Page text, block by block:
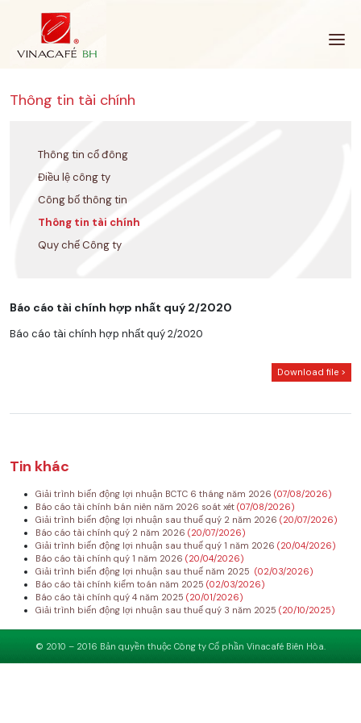
Thông tin tài chính
Thông tin cổ đông
Điều lệ công ty
Công bố thông tin
Thông tin tài chính
Quy chế Công ty
Báo cáo tài chính hợp nhất quý 2/2020
Báo cáo tài chính hợp nhất quý 2/2020
Download file >
Tin khác
Giải trình biến động lợi nhuận BCTC 6 tháng năm 2026 (07/08/2026)
Báo cáo tài chính bán niên năm 2026 soát xét (07/08/2026)
Giải trình biến động lợi nhuận sau thuế quý 2 năm 2026 (20/07/2026)
Báo cáo tài chính quý 2 năm 2026 (20/07/2026)
Giải trình biến động lợi nhuận sau thuế quý 1 năm 2026 (20/04/2026)
Báo cáo tài chính quý 1 năm 2026 (20/04/2026)
Giải trình biến động lợi nhuận sau thuế năm 2025 (02/03/2026)
Báo cáo tài chính kiểm toán năm 2025 (02/03/2026)
Báo cáo tài chính quý 4 năm 2025 (20/01/2026)
Giải trình biến động lợi nhuận sau thuế quý 3 năm 2025 (20/10/2025)
© 2010 – 2016 Bản quyền thuộc Công ty Cổ phần Vinacafé Biên Hòa.